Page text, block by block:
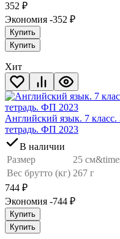
352 ₽
Экономия -352 ₽
Купить
Купить
Хит
Английский язык. 7
тетрадь. ФП 2023
В наличии
Размер
25
Вес брутто (кг) 267 г
744 ₽
Экономия -744 ₽
Купить
Купить